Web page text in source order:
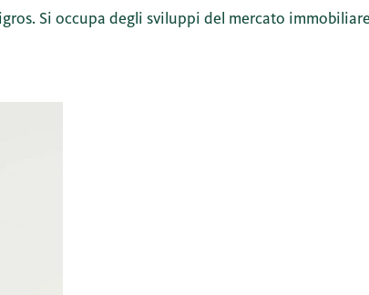
Si occupa degli sviluppi del mercato